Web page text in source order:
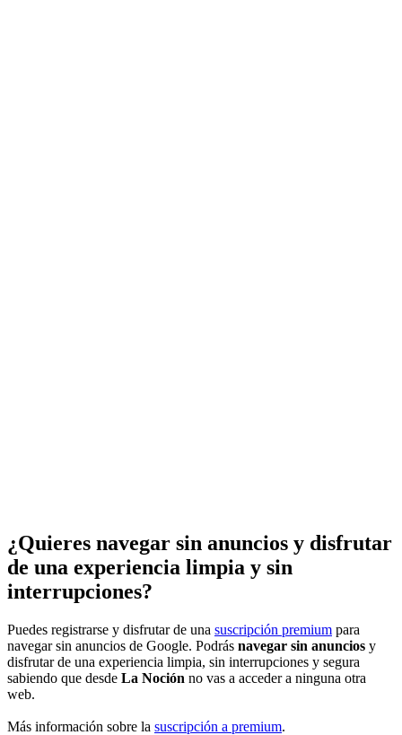
¿Quieres navegar sin anuncios y disfrutar
de una experiencia limpia y sin
interrupciones?
Puedes registrarse y disfrutar de una suscripción premium para
navegar sin anuncios de Google. Podrás navegar sin anuncios y
disfrutar de una experiencia limpia, sin interrupciones y segura
sabiendo que desde La Noción no vas a acceder a ninguna otra
web.
Más información sobre la suscripción a premium.